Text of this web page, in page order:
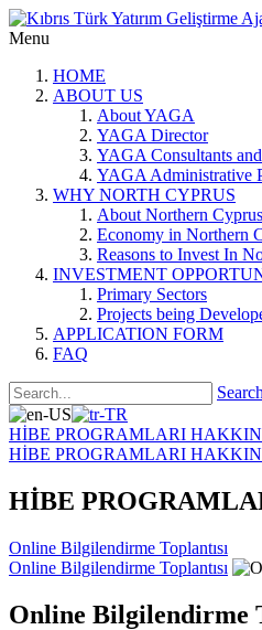
Menu
HOME
ABOUT US
About YAGA
YAGA Director
YAGA Consultants
YAGA Administrative
WHY NORTH CYPRUS
About Northern Cyprus
Economy in Northern
Reasons to Invest In
INVESTMENT
Primary Sectors
Projects being
APPLICATION FORM
FAQ
Search
HİBE PROGRAMLARI
HİBE PROGRAMLARI
HİBE
Online Bilgilendirme Toplantısı
Online Bilgilendirme Toplantısı
Online Bilgilendirme